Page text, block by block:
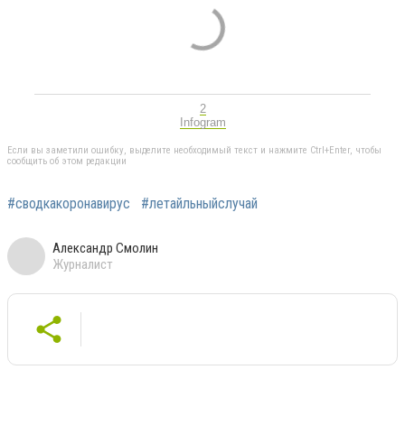
2
Infogram
Если вы заметили ошибку, выделите необходимый текст и нажмите Ctrl+Enter, чтобы
сообщить об этом редакции
#сводкакоронавирус #летайльныйслучай
Александр Смолин
Журналист